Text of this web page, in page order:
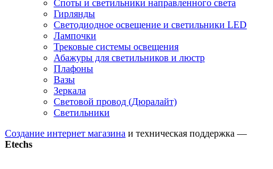
Споты и светильники направленного света
Гирлянды
Светодиодное освещение и светильники LED
Лампочки
Трековые системы освещения
Абажуры для светильников и люстр
Плафоны
Вазы
Зеркала
Световой провод (Дюралайт)
Светильники
Создание интернет магазина и техническая поддержка —
Etechs